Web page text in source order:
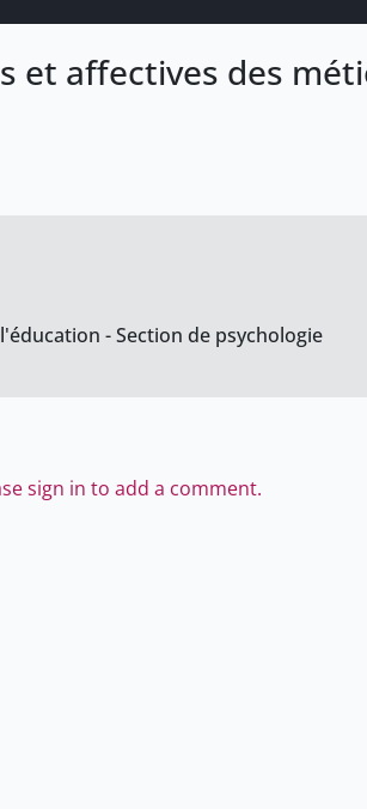
et affectives des
- Section de psychologie
sign in to add a comment.